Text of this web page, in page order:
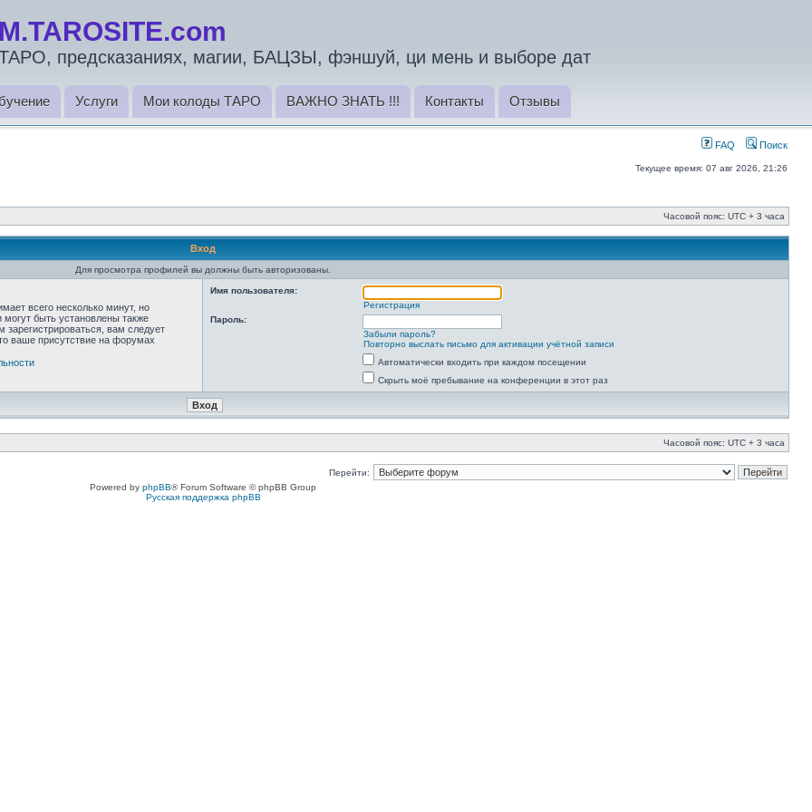
предсказаниях, магии, БАЦЗЫ, фэншуй, ци мень и выборе дат
Услуги Мои колоды ТАРО ВАЖНО ЗНАТЬ !!! Контакты Отзывы
FAQ Поиск
Текущее время: 07 авг 2026, 21:26
Часовой пояс: UTC + 3 часа
Вход
Для просмотра профилей вы должны быть авторизованы.
всего несколько минут, но
быть установлены также
зарегистрироваться, вам следует
ваше присутствие на форумах
Имя пользователя:
Регистрация
Пароль:
Забыли пароль?
Повторно выслать письмо для активации учётной записи
Автоматически входить при каждом посещении
Скрыть моё пребывание на конференции в этот раз
Часовой пояс: UTC + 3 часа
Перейти:
Powered by phpBB® Forum Software © phpBB Group
Русская поддержка phpBB